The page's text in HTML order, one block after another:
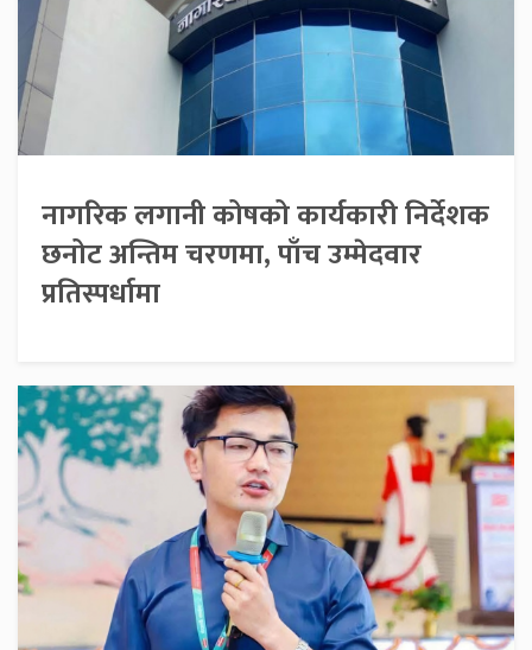
नागरिक लगानी कोषको कार्यकारी निर्देशक
छनोट अन्तिम चरणमा, पाँच उम्मेदवार
प्रतिस्पर्धामा